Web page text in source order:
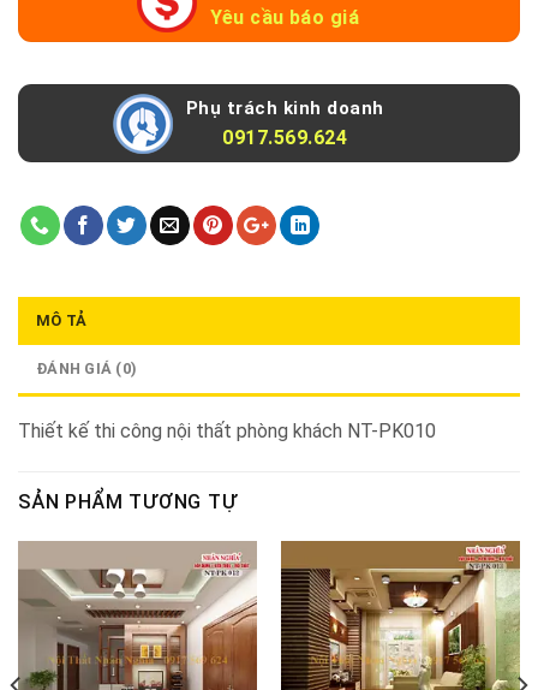
Yêu cầu báo giá
Phụ trách kinh doanh
0917.569.624
MÔ TẢ
ĐÁNH GIÁ (0)
Thiết kế thi công nội thất phòng khách NT-PK010
SẢN PHẨM TƯƠNG TỰ